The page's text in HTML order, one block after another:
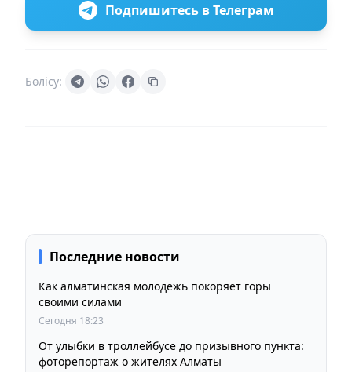
Подпишитесь в Телеграм
Бөлісу:
Последние новости
Как алматинская молодежь покоряет горы
своими силами
Сегодня 18:23
От улыбки в троллейбусе до призывного пункта:
фоторепортаж о жителях Алматы